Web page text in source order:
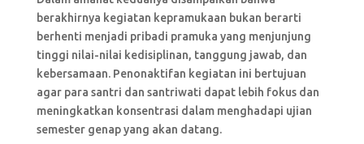
berakhirnya kegiatan kepramukaan bukan berarti
berhenti menjadi pribadi pramuka yang menjunjung
tinggi nilai-nilai kedisiplinan, tanggung jawab, dan
kebersamaan. Penonaktifan kegiatan ini bertujuan
agar para santri dan santriwati dapat lebih fokus dan
meningkatkan konsentrasi dalam menghadapi ujian
semester genap yang akan datang.